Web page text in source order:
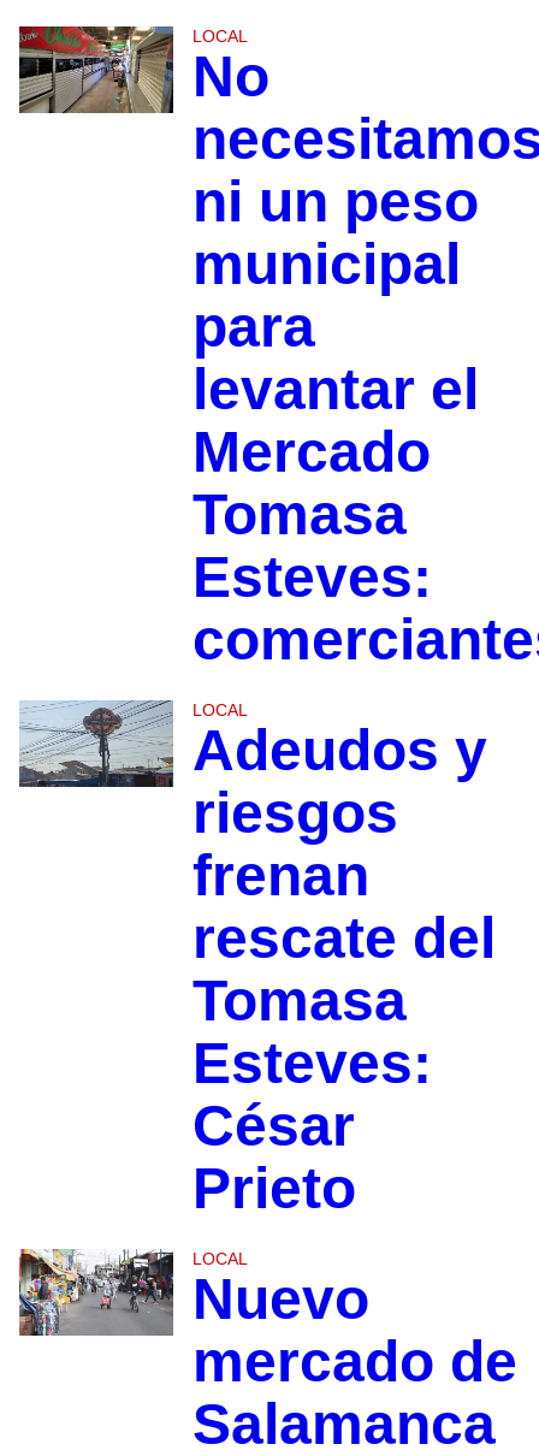
LOCAL
No
ni un peso
municipal
para
levantar el
Mercado
Tomasa
Esteves:
LOCAL
Adeudos y
riesgos
frenan
rescate del
Tomasa
Esteves:
César
Prieto
LOCAL
Nuevo
mercado de
Salamanca